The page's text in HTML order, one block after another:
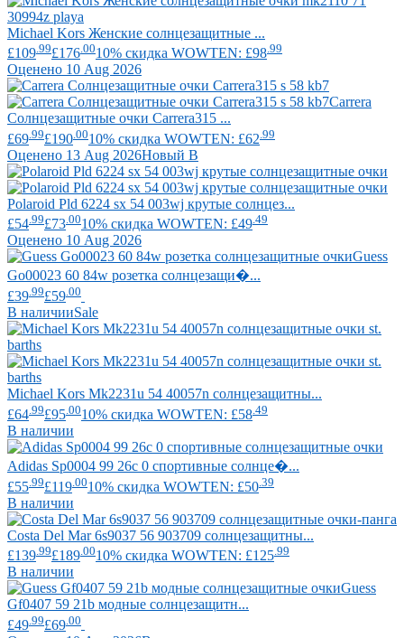
Michael Kors Женские солнцезащитные ...
£109.99£176.0010% скидка WOWTEN: £98.99
Оценено 10 Aug 2026
Carrera
Солнцезащитные очки Carrera315 ...
£69 .99£190 .0010% скидка WOWTEN: £62 .99
Оценено 13 Aug 2026Новый В
Polaroid Pld 6224 sx 54 003wj крутые солнцез...
£54 .99£73 .0010% скидка WOWTEN: £49 .49
Оценено 10 Aug 2026
Guess
Go00023 60 84w розетка солнцезащи�...
£39.99£59.00
В наличииSale
Michael Kors Mk2231u 54 40057n солнцезащитны...
£64 .99£95 .0010% скидка WOWTEN: £58 .49
В наличии
Adidas Sp0004 99 26c 0 спортивные солнце�...
£55 .99£119 .0010% скидка WOWTEN: £50 .39
В наличии
Costa Del Mar6s9037 56 903709 солнцезащитны...
£139.99£189.0010% скидка WOWTEN: £125.99
В наличии
Guess
Gf0407 59 21b модные солнцезащитн...
£49 .99£69 .00